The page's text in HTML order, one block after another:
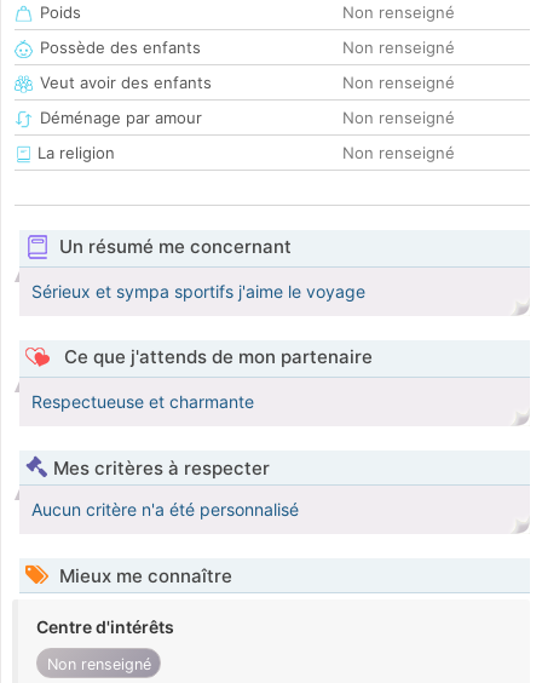
Poids
Non renseigné
Possède des enfants
Non renseigné
Veut avoir des enfants
Non renseigné
Déménage par amour
Non renseigné
La religion
Non renseigné
Un résumé me concernant
Sérieux et sympa sportifs j'aime le voyage
Ce que j'attends de mon partenaire
Respectueuse et charmante
Mes critères à respecter
Aucun critère n'a été personnalisé
Mieux me connaître
Centre d'intérêts
Non renseigné